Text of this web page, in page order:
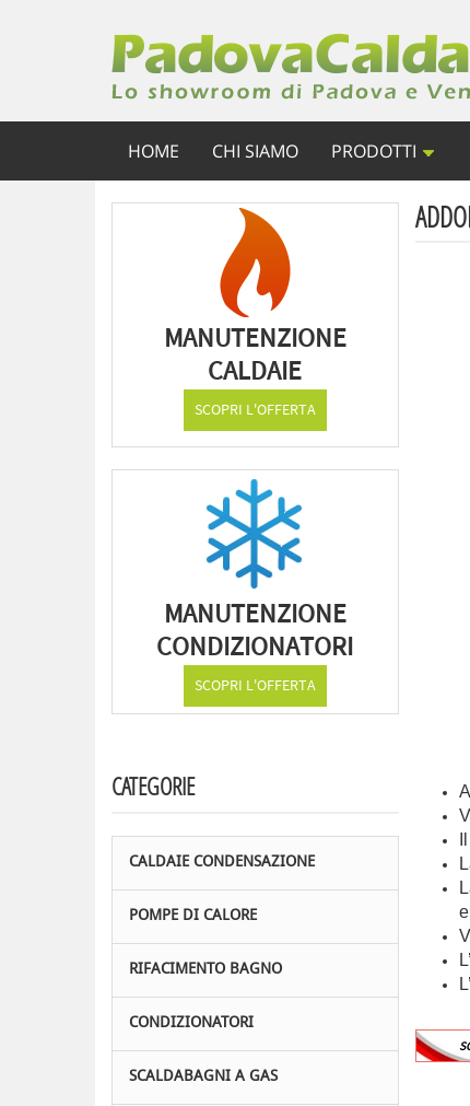
HOME CHI SIAMO PRODOTTI
MANUTENZIONE
CALDAIE
SCOPRI L'OFFERTA
MANUTENZIONE
CONDIZIONATORI
SCOPRI L'OFFERTA
CATEGORIE
CALDAIE CONDENSAZIONE
POMPE DI CALORE
RIFACIMENTO BAGNO
CONDIZIONATORI
SCALDABAGNI A GAS